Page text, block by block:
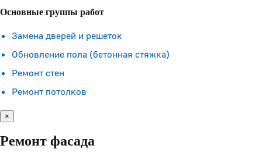
Основные группы работ
Замена дверей и решеток
Обновление пола (бетонная стяжка)
Ремонт стен
Ремонт потолков
×
Ремонт фасада